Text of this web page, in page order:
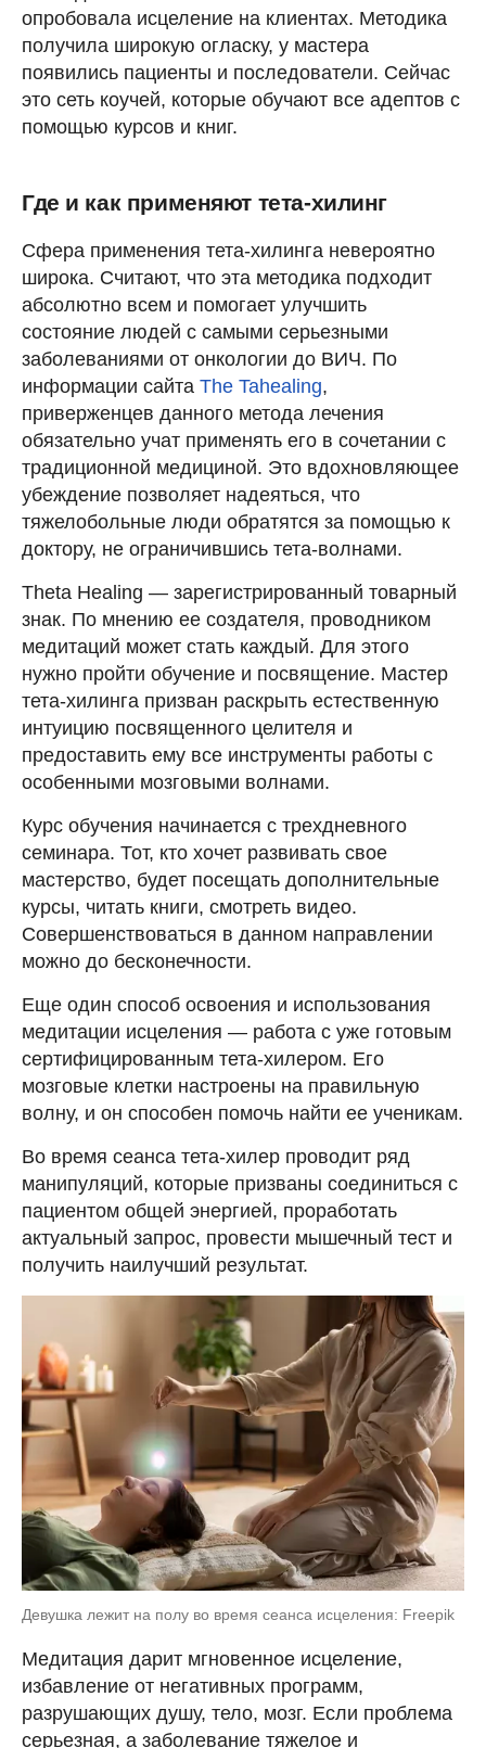
опробовала исцеление на клиентах. Методика
получила широкую огласку, у мастера
появились пациенты и последователи. Сейчас
это сеть коучей, которые обучают все адептов с
помощью курсов и книг.
Где и как применяют тета-хилинг
Сфера применения тета-хилинга невероятно
широка. Считают, что эта методика подходит
абсолютно всем и помогает улучшить
состояние людей с самыми серьезными
заболеваниями от онкологии до ВИЧ. По
информации сайта The Tahealing,
приверженцев данного метода лечения
обязательно учат применять его в сочетании с
традиционной медициной. Это вдохновляющее
убеждение позволяет надеяться, что
тяжелобольные люди обратятся за помощью к
доктору, не ограничившись тета-волнами.
Theta Healing — зарегистрированный товарный
знак. По мнению ее создателя, проводником
медитаций может стать каждый. Для этого
нужно пройти обучение и посвящение. Мастер
тета-хилинга призван раскрыть естественную
интуицию посвященного целителя и
предоставить ему все инструменты работы с
особенными мозговыми волнами.
Курс обучения начинается с трехдневного
семинара. Тот, кто хочет развивать свое
мастерство, будет посещать дополнительные
курсы, читать книги, смотреть видео.
Совершенствоваться в данном направлении
можно до бесконечности.
Еще один способ освоения и использования
медитации исцеления — работа с уже готовым
сертифицированным тета-хилером. Его
мозговые клетки настроены на правильную
волну, и он способен помочь найти ее ученикам.
Во время сеанса тета-хилер проводит ряд
манипуляций, которые призваны соединиться с
пациентом общей энергией, проработать
актуальный запрос, провести мышечный тест и
получить наилучший результат.
Девушка лежит на полу во время сеанса исцеления: Freepik
Медитация дарит мгновенное исцеление,
избавление от негативных программ,
разрушающих душу, тело, мозг. Если проблема
серьезная, а заболевание тяжелое и